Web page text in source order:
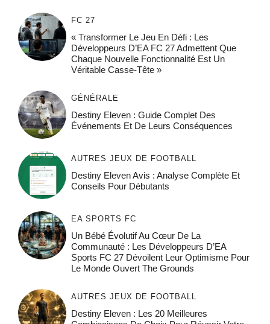
FC 27
« Transformer Le Jeu En Défi : Les
Développeurs D’EA FC 27 Admettent Que
Chaque Nouvelle Fonctionnalité Est Un
Véritable Casse-Tête »
GÉNÉRALE
Destiny Eleven : Guide Complet Des
Événements Et De Leurs Conséquences
AUTRES JEUX DE FOOTBALL
Destiny Eleven Avis : Analyse Complète Et
Conseils Pour Débutants
EA SPORTS FC
Un Bébé Évolutif Au Cœur De La
Communauté : Les Développeurs D’EA
Sports FC 27 Dévoilent Leur Optimisme Pour
Le Monde Ouvert The Grounds
AUTRES JEUX DE FOOTBALL
Destiny Eleven : Les 20 Meilleures